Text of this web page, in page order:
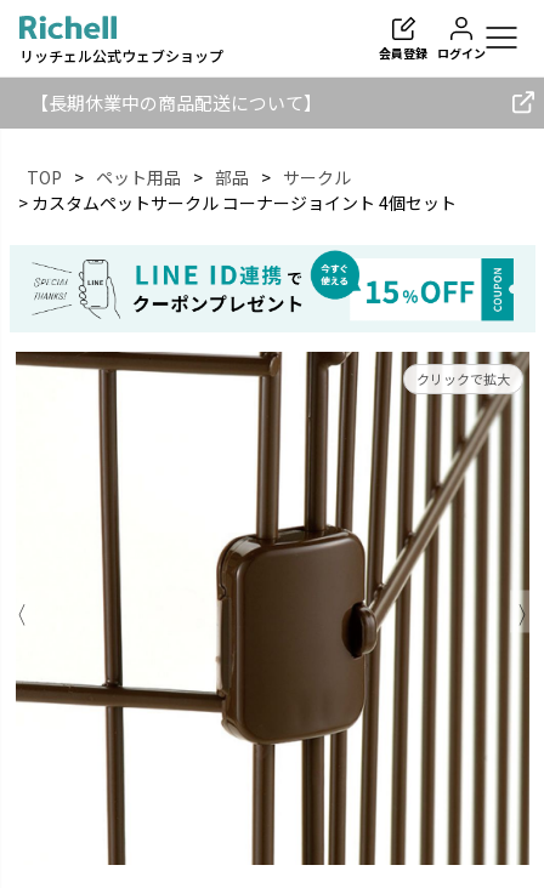
リッチェル公式ウェブショップ 会員登録 ログイン
【長期休業中の商品配送について】
TOP ペット用品 部品
サークル
カスタムペットサークル コーナージョイント 4個セット
クリックで拡大